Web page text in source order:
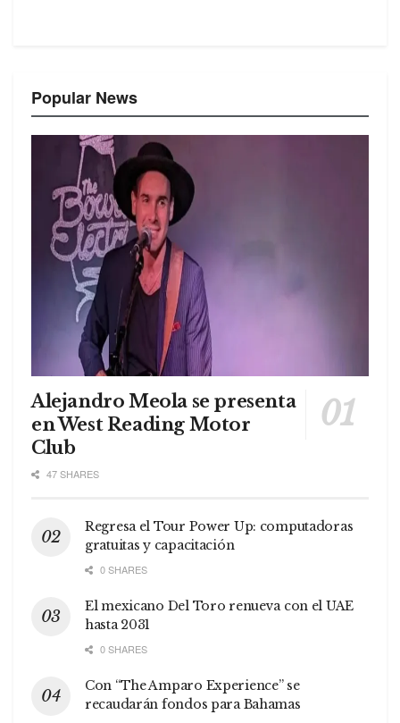
Popular News
Alejandro Meola se presenta
en West Reading Motor
Club
47 SHARES
Regresa el Tour Power Up: computadoras
gratuitas y capacitación
0 SHARES
El mexicano Del Toro renueva con el UAE
hasta 2031
0 SHARES
Con “The Amparo Experience” se
recaudarán fondos para Bahamas